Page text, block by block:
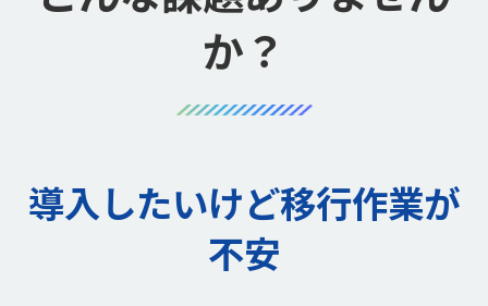
か？
導入したいけど移行作業が
不安